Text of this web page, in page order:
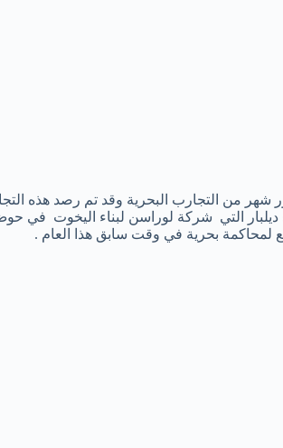
شهر من التجارب البحرية وقد تم رصد هذه
التي شركة لوراسن لبناء اليخوت في